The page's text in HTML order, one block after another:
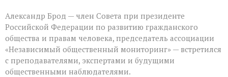
Александр Брод — член Совета при президенте
Российской Федерации по развитию гражданского
общества и правам человека, председатель ассоциации
«Независимый общественный мониторинг» — встретился
с преподавателями, экспертами и будущими
общественными наблюдателями.